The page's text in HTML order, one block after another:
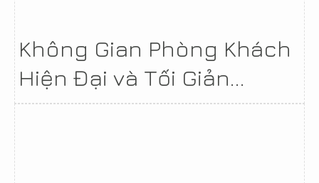
Không Gian Phòng Khách
Hiện Đại và Tối Giản...